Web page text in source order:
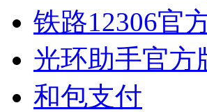
铁路12306官
光环助手官方
和包支付